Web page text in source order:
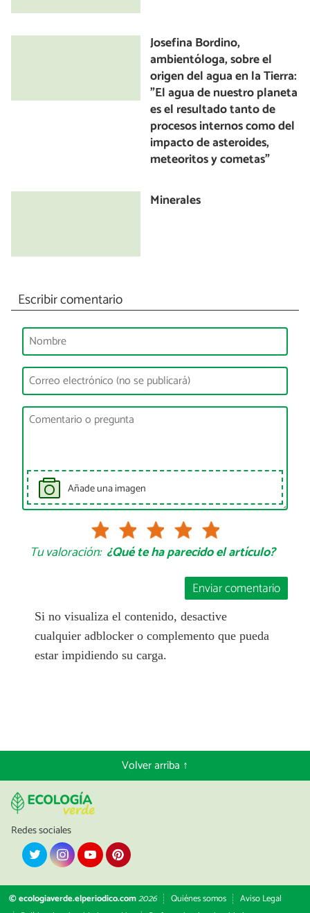
Josefina Bordino,
ambientóloga, sobre el
origen del agua en la Tierra:
"El agua de nuestro planeta
es el resultado tanto de
procesos internos como del
impacto de asteroides,
meteoritos y cometas"
Minerales
Escribir comentario
Añade una imagen
Tu valoración: ¿Qué te ha parecido el artículo?
Enviar comentario
Si no visualiza el contenido, desactive
cualquier adblocker o complemento que pueda
estar impidiendo su carga.
Volver arriba ↑
Redes sociales
© ecologiaverde.elperiodico.com2026 Quiénes somos
Aviso Legal